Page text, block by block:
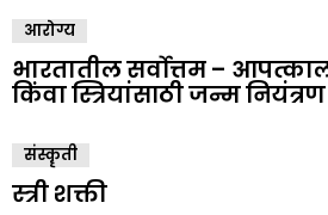
आरोग्य
भारतातील सर्वोत्तम –
किंवा स्त्रियांसाठी जन्म
संस्कॄती
स्त्री शक्ती